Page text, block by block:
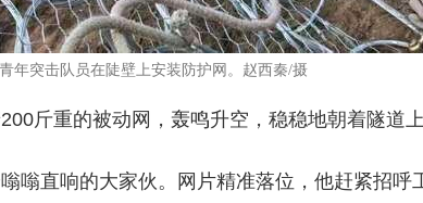
青年突击队员在陡壁上安装防护网。赵西秦/摄
斤重的被动网，轰鸣升空，稳稳地朝着隧道上
嗡直响的大家伙。网片精准落位，他赶紧招呼